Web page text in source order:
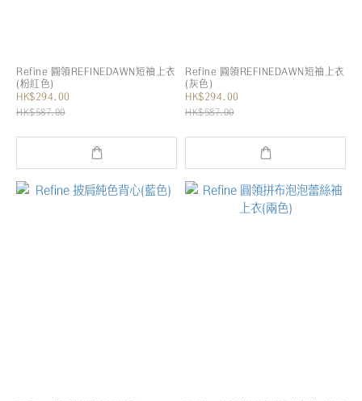
Refine 圓領REFINEDAWN短袖上衣
(粉紅色)
HK$294.00
HK$587.00
Refine 圓領REFINEDAWN短袖上衣
(灰色)
HK$294.00
HK$587.00